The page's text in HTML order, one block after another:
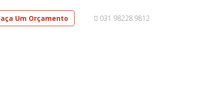
031 98228.9812
Um Orçamento